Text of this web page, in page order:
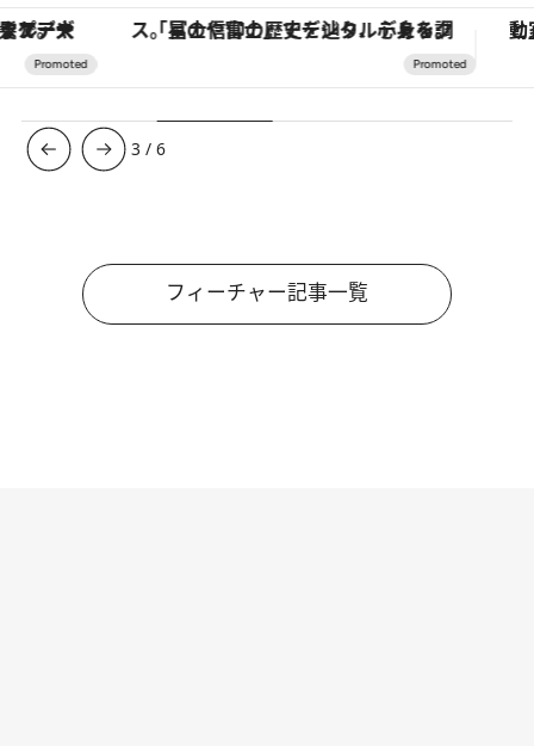
「星のや富士」でデジタルデトックス。冨士信仰の歴史を辿り、心身を調える。
3 /6
フィーチャー記事一覧